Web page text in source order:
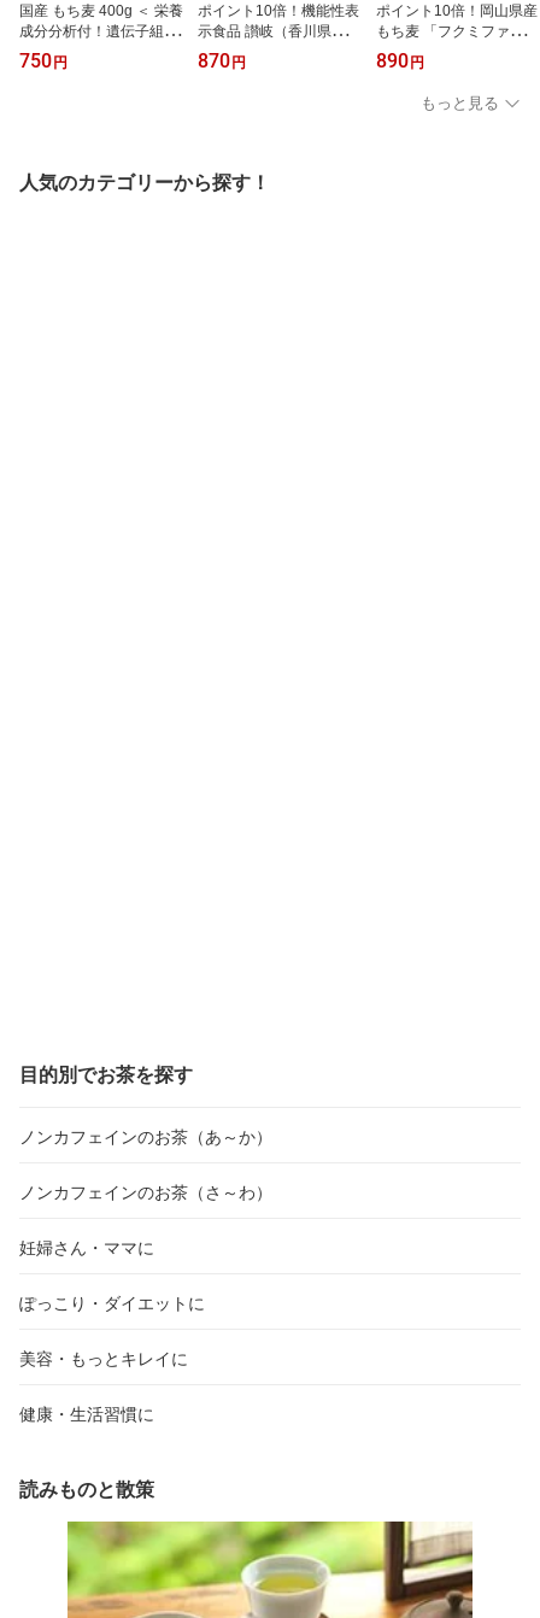
国産 もち麦 400g ＜ 栄養
成分分析付！遺伝子組み
換えなし 大麦β-グルカン
食物繊維が豊富 ダイシモ
750円
ポイント10倍！機能性表
示食品 讃岐（香川県産）
もち麦 400g ＜ 食後血糖
値の上昇をおだやかにす
もちむぎ 雑穀 もち麦ご
はん ほんぢ園 p10＞ ／
870円
ポイント10倍！岡山県産
もち麦 「フクミファイバ
ー」400g ＜ 食物繊維β-
グルカン含有率が2倍！
栄養成分分析付！遺伝子
組み換えなし 送料無料
890円
もっと見る
人気のカテゴリーから探す！
目的別でお茶を探す
ノンカフェインのお茶（あ～か）
ノンカフェインのお茶（さ～わ）
妊婦さん・ママに
ぽっこり・ダイエットに
美容・もっとキレイに
健康・生活習慣に
読みものと散策